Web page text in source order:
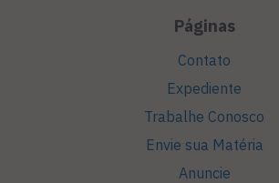
Páginas
Contato
Expediente
Trabalhe Conosco
Envie sua Matéria
Anuncie